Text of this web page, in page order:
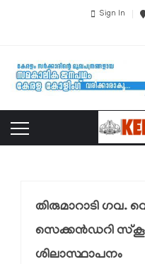
Sign In
തിരുമാറാടി
സെക്കൻഡറി
ശിലാസ്ഥാപനം